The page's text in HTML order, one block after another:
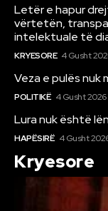
Letër e hapur
vërtetën,
intelektuale të
KRYESORE 4 Gusht
Veza e pulës nuk
POLITIKË 4 Gusht 2026
Lura nuk është
HAPËSIRË 4 Gusht
Kryesore